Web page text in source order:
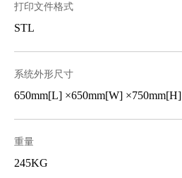
打印文件格式
STL
系统外形尺寸
650mm[L] ×650mm[W] ×750mm[H]
重量
245KG